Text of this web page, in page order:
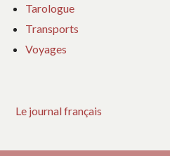
Tarologue
Transports
Voyages
Le journal français